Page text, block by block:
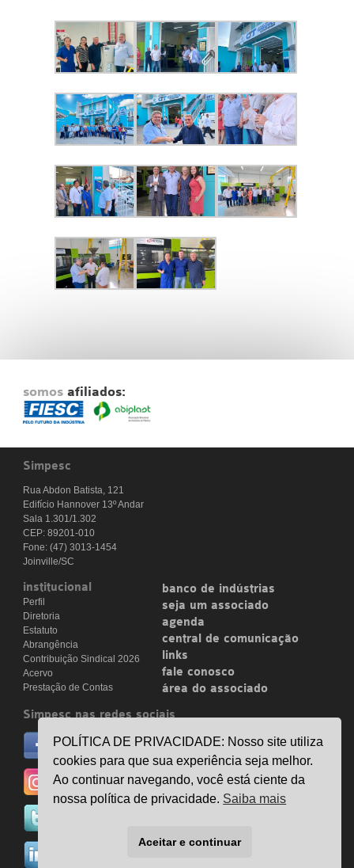
somos afiliados:
Simpesc
Rua Abdon Batista, 121
Edifício Hannover 13º Andar
Sala 1.301/1.302
CEP: 89201-010
Fone: (47) 3013-1454
Joinville/SC
institucional
Perfil
Diretoria
Estatuto
Abrangência
Contribuição Sindical 2026
Acervo
Prestação de Contas
banco de indústrias
seja um associado
agenda
central de comunicação
links
fale conosco
área do associado
Simpesc nas redes sociais
no facebook
/simpesc
no instagram
@simpescplasticos
POLÍTICA DE PRIVACIDADE: Nosso site utiliza
cookies para que sua experiência seja melhor.
Ao continuar navegando, você está ciente da
nossa política de privacidade. Saiba mais
Aceitar e continuar